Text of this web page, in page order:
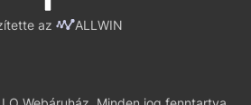
az ALLWIN